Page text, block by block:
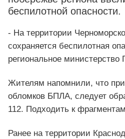
беспилотной опасности.
- На территории
сохраняется беспилотная
региональное
Жителям напомнили, что
обломков БПЛА, следует
112. Подходить к
Ранее на территории